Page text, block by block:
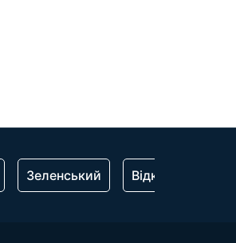
Зеленський Відключення